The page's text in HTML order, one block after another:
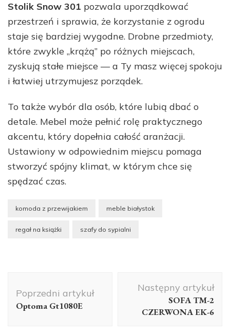
Stolik Snow 301 pozwala uporządkować
przestrzeń i sprawia, że korzystanie z ogrodu
staje się bardziej wygodne. Drobne przedmioty,
które zwykle „krążą” po różnych miejscach,
zyskują stałe miejsce — a Ty masz więcej spokoju
i łatwiej utrzymujesz porządek.
To także wybór dla osób, które lubią dbać o
detale. Mebel może pełnić rolę praktycznego
akcentu, który dopełnia całość aranżacji.
Ustawiony w odpowiednim miejscu pomaga
stworzyć spójny klimat, w którym chce się
spędzać czas.
komoda z przewijakiem meble białystok
regał na książki szafy do sypialni
wpisu
Poprzedni artykuł
Optoma Gt1080E
Następny artykuł
SOFA TM-2
CZERWONA EK-6